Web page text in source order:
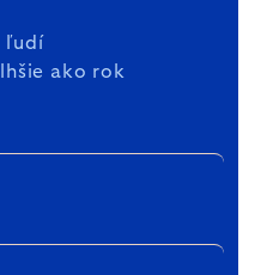
ľudí
ako rok